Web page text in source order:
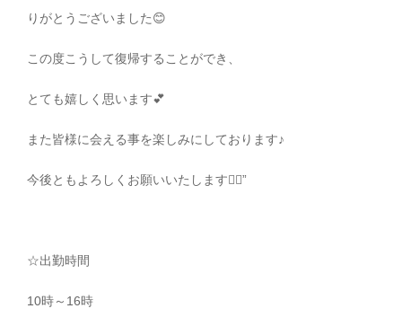
りがとうございました😊
この度こうして復帰することができ、
とても嬉しく思います💕
また皆様に会える事を楽しみにしております♪
今後ともよろしくお願いいたします🙇‍♀️”
☆出勤時間
10時～16時